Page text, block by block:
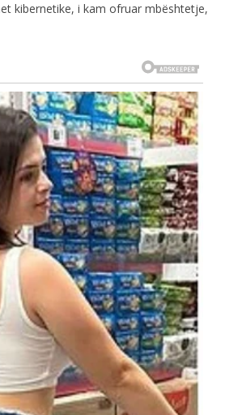
kibernetike, i kam ofruar mbështetje,